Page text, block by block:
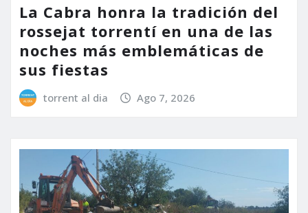
La Cabra honra la tradición del
rossejat torrentí en una de las
noches más emblemáticas de
sus fiestas
torrent al dia Ago 7, 2026